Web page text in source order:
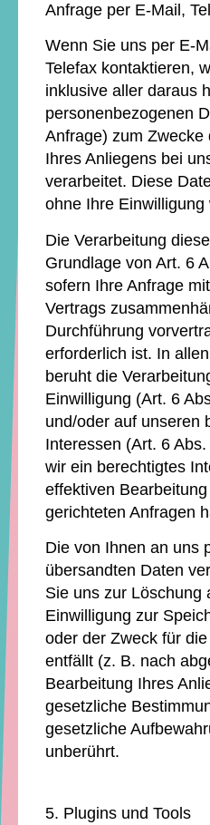
Anfrage per E-Mail,
Wenn Sie uns per E-
Telefax kontaktieren,
inklusive aller daraus
personenbezogenen
Anfrage) zum Zwecke
Ihres Anliegens bei
verarbeitet. Diese
ohne Ihre Einwilligung
Die Verarbeitung
Grundlage von Art. 6
sofern Ihre Anfrage
Vertrags
Durchführung
erforderlich ist. In
beruht die
Einwilligung (Art. 6
und/oder auf unseren
Interessen (Art. 6
wir ein berechtigtes
effektiven
gerichteten Anfragen
Die von Ihnen an uns
übersandten Daten
Sie uns zur Löschung
Einwilligung zur
oder der Zweck für
entfällt (z. B. nach
Bearbeitung Ihres
gesetzliche
gesetzliche
unberührt.
5. Plugins und Tools